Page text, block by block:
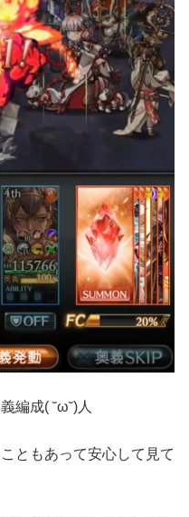
編成( ˘ω˘)人
ともあって安心して見て